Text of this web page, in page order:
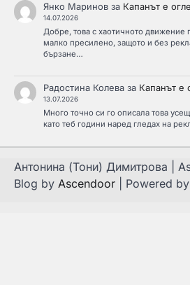
Янко Мариновза Капанът е
14.07.2026
Добре, това с хаотичното движение
малко пресилено, защото и без
бързане…
Радостина Колеваза Капанът е
13.07.2026
Много точно си го описала това
като теб години наред гледах на
Антонина (Тони) Димитрова |
Blog by Ascendoor | Powered by